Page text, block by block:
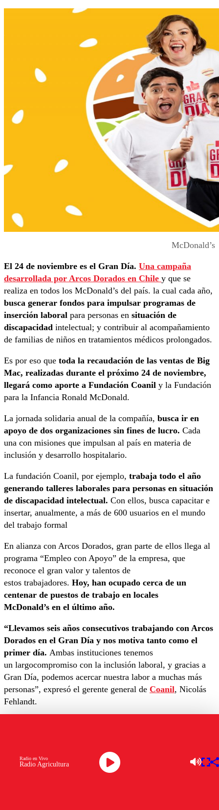
McDonald’s
El 24 de noviembre es el Gran Día. Una campaña
desarrollada por Arcos Dorados en Chile y que se
realiza en todos los McDonald’s del país. la cual cada año,
busca generar fondos para impulsar programas de
inserción laboral para personas en situación de
discapacidad intelectual; y contribuir al acompañamiento
de familias de niños en tratamientos médicos prolongados.
Es por eso que toda la recaudación de las ventas de Big
Mac, realizadas durante el próximo 24 de noviembre,
llegará como aporte a Fundación Coanil y la Fundación
para la Infancia Ronald McDonald.
La jornada solidaria anual de la compañía, busca ir en
apoyo de dos organizaciones sin fines de lucro. Cada
una con misiones que impulsan al país en materia de
inclusión y desarrollo hospitalario.
La fundación Coanil, por ejemplo, trabaja todo el año
generando talleres laborales para personas en situación
de discapacidad intelectual. Con ellos, busca capacitar e
insertar, anualmente, a más de 600 usuarios en el mundo
del trabajo formal
En alianza con Arcos Dorados, gran parte de ellos llega al
programa “Empleo con Apoyo” de la empresa, que
reconoce el gran valor y talentos de
estos trabajadores. Hoy, han ocupado cerca de un
centenar de puestos de trabajo en locales
McDonald’s en el último año.
“Llevamos seis años consecutivos trabajando con Arcos
Dorados en el Gran Día y nos motiva tanto como el
primer día. Ambas instituciones tenemos
un largocompromiso con la inclusión laboral, y gracias a
Gran Día, podemos acercar nuestra labor a muchas más
personas”, expresó el gerente general de Coanil, Nicolás
Fehlandt.
enfocada en entregar espacios de contención y apoyo para
padres de niños hospitalizados por enfermedades
Radio Agricultura
Radio en Vivo